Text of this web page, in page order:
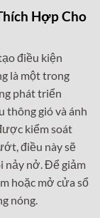
Hợp Cho
điều kiện
là một trong
phát triển
thông gió và ánh
kiểm soát
điều này sẽ
nảy nở. Để giảm
hoặc mở cửa sổ
nóng.